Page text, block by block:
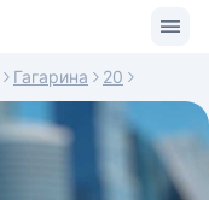
Гагарина 20